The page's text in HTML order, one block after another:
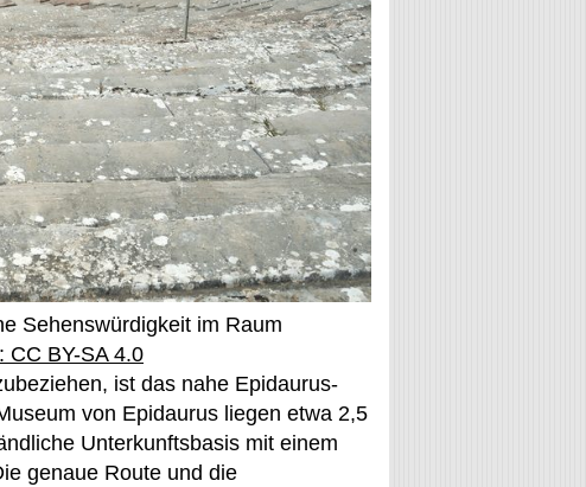
Sehenswürdigkeit im Raum
CC BY-SA 4.0
ist das nahe Epidaurus-
von Epidaurus liegen etwa 2,5
Unterkunftsbasis mit einem
genaue Route und die